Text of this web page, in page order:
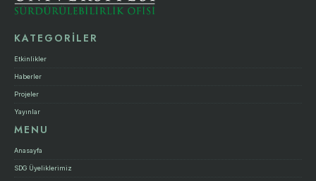
KATEGORİLER
Etkinlikler
Haberler
Projeler
Yayınlar
MENU
Anasayfa
SDG Üyeliklerimiz